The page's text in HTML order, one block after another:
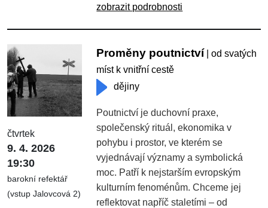
zobrazit podrobnosti
čtvrtek
9. 4. 2026
19:30
barokní refektář
(vstup Jalovcová 2)
Proměny poutnictví | od svatých
míst k vnitřní cestě
dějiny
Poutnictví je duchovní praxe,
společenský rituál, ekonomika v
pohybu i prostor, ve kterém se
vyjednávají významy a symbolická
moc. Patří k nejstarším evropským
kulturním fenoménům. Chceme jej
reflektovat napříč staletími – od